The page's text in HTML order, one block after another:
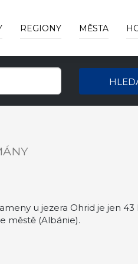
REGIONY MĚSTA
u jezera Ohrid je jen 43
městě (Albánie).